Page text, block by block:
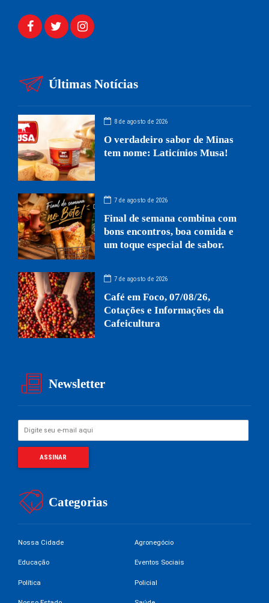
Últimas Notícias
8 de agosto de 2026
O verdadeiro sabor de Minas
tem nome: Laticínios Musa!
7 de agosto de 2026
Final de semana combina com
bons encontros, boa comida e
um toque especial de sabor.
7 de agosto de 2026
Café em Foco, 07/08/26,
Cotações e Informações da
Cafeicultura
Newsletter
Categorias
Nossa Cidade Agronegócio
Educação Eventos Sociais
Política Policial